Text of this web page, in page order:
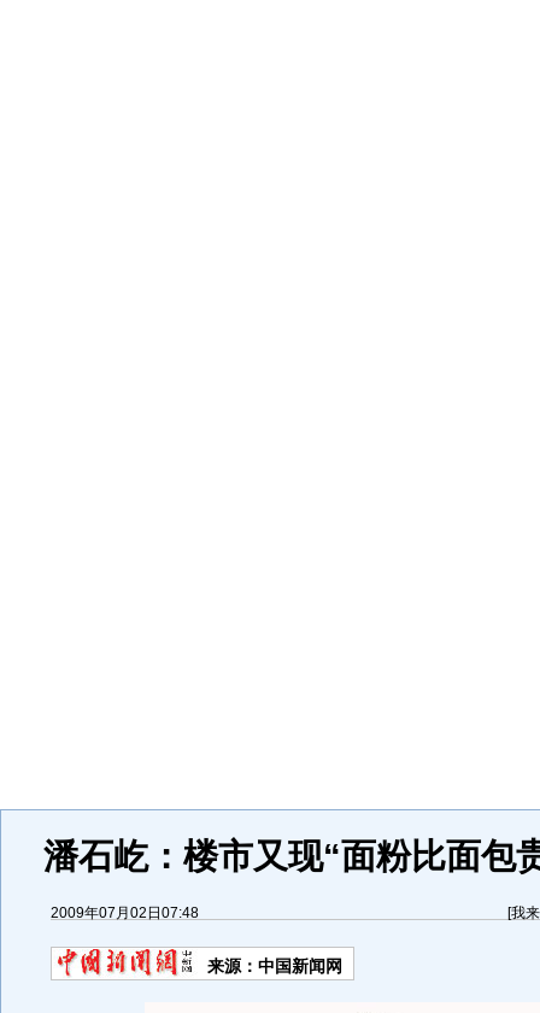
潘石屹：楼市又现“面粉比面包
2009年07月02日07:48 [我
来源： 中国新闻网